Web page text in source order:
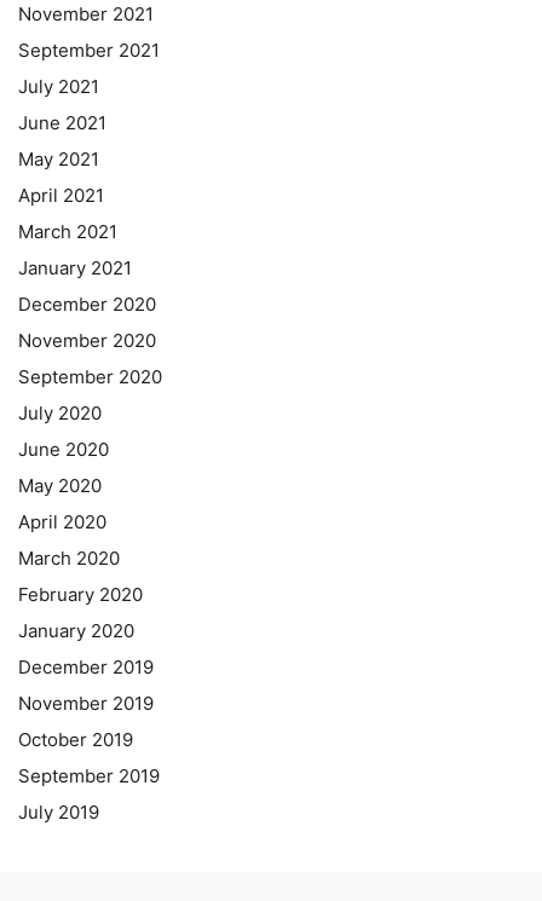
November 2021
September 2021
July 2021
June 2021
May 2021
April 2021
March 2021
January 2021
December 2020
November 2020
September 2020
July 2020
June 2020
May 2020
April 2020
March 2020
February 2020
January 2020
December 2019
November 2019
October 2019
September 2019
July 2019